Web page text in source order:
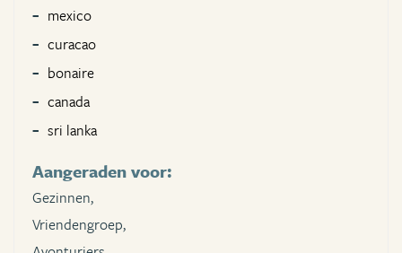
mexico
curacao
bonaire
canada
sri lanka
Aangeraden voor:
Gezinnen,
Vriendengroep,